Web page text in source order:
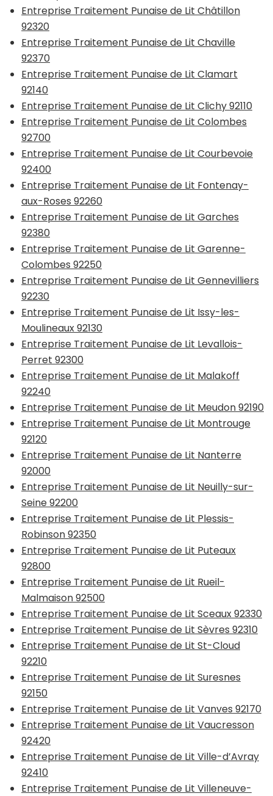
Entreprise Traitement Punaise de Lit Châtillon
92320
Entreprise Traitement Punaise de Lit Chaville
92370
Entreprise Traitement Punaise de Lit Clamart
92140
Entreprise Traitement Punaise de Lit Clichy 92110
Entreprise Traitement Punaise de Lit Colombes
92700
Entreprise Traitement Punaise de Lit Courbevoie
92400
Entreprise Traitement Punaise de Lit Fontenay-
aux-Roses 92260
Entreprise Traitement Punaise de Lit Garches
92380
Entreprise Traitement Punaise de Lit Garenne-
Colombes 92250
Entreprise Traitement Punaise de Lit Gennevilliers
92230
Entreprise Traitement Punaise de Lit Issy-les-
Moulineaux 92130
Entreprise Traitement Punaise de Lit Levallois-
Perret 92300
Entreprise Traitement Punaise de Lit Malakoff
92240
Entreprise Traitement Punaise de Lit Meudon 92190
Entreprise Traitement Punaise de Lit Montrouge
92120
Entreprise Traitement Punaise de Lit Nanterre
92000
Entreprise Traitement Punaise de Lit Neuilly-sur-
Seine 92200
Entreprise Traitement Punaise de Lit Plessis-
Robinson 92350
Entreprise Traitement Punaise de Lit Puteaux
92800
Entreprise Traitement Punaise de Lit Rueil-
Malmaison 92500
Entreprise Traitement Punaise de Lit Sceaux 92330
Entreprise Traitement Punaise de Lit Sèvres 92310
Entreprise Traitement Punaise de Lit St-Cloud
92210
Entreprise Traitement Punaise de Lit Suresnes
92150
Entreprise Traitement Punaise de Lit Vanves 92170
Entreprise Traitement Punaise de Lit Vaucresson
92420
Entreprise Traitement Punaise de Lit Ville-d’Avray
92410
Entreprise Traitement Punaise de Lit Villeneuve-